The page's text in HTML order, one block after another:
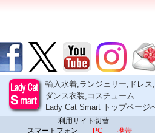
輸入水着,ランジェリー,ドレス,
ダンス衣装,コスチューム
Lady Cat Smart トップページ
利用サイト切替
スマートフォン
PC 携帯